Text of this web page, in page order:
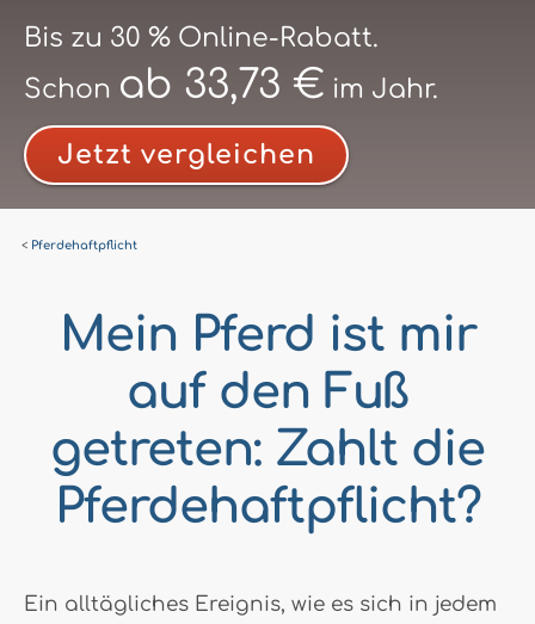
Bis zu 30 % Online-Rabatt.
Schon ab 33,73 € im Jahr.
Jetzt vergleichen
Pferdehaftpflicht
Mein Pferd ist mir
auf den Fuß
getreten: Zahlt die
Pferdehaftpflicht?
Ein alltägliches Ereignis, wie es sich in jedem